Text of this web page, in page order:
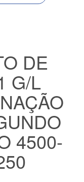
DE
G/L
4500-